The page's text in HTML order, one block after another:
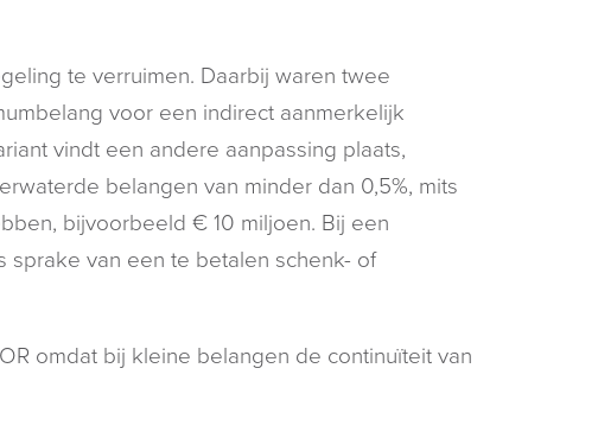
te verruimen. Daarbij waren twee
voor een indirect aanmerkelijk
vindt een andere aanpassing plaats,
belangen van minder dan 0,5%, mits
bijvoorbeeld € 10 miljoen. Bij een
van een te betalen schenk- of
omdat bij kleine belangen de continuïteit van